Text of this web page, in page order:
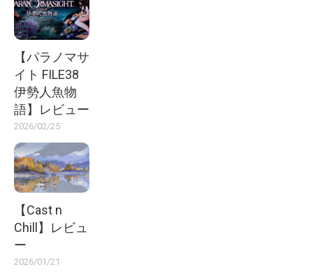
【パラノマサ
イト FILE38
伊勢人魚物
語】レビュー
2026/02/25
【Cast n
Chill】レビュ
ー
2026/01/21